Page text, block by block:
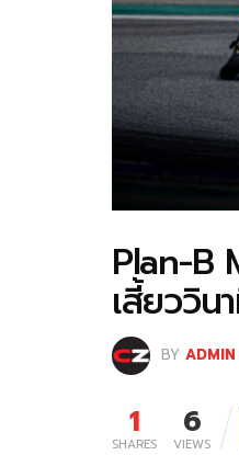
Plan-B
เสี้ยววิน
BY ADMIN
1
SHARES
6
VIEWS